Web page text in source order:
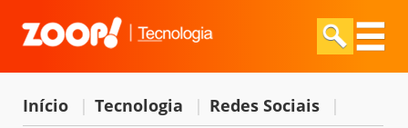
Início | Tecnologia | Redes Sociais |